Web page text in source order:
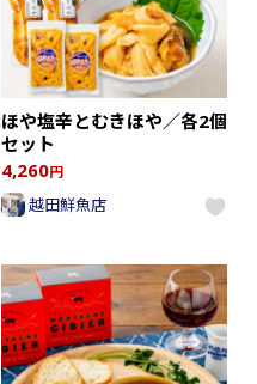
ほや塩辛とむきほや／各2個
セット
4,260円
越田鮮魚店